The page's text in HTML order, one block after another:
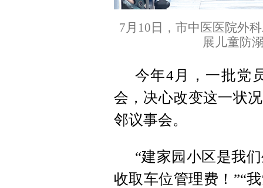
7月10日，市中医医院外
展儿童防
今年4月，一批党
会，决心改变这一状
邻议事会。
“建家园小区是我
收取车位管理费！”“